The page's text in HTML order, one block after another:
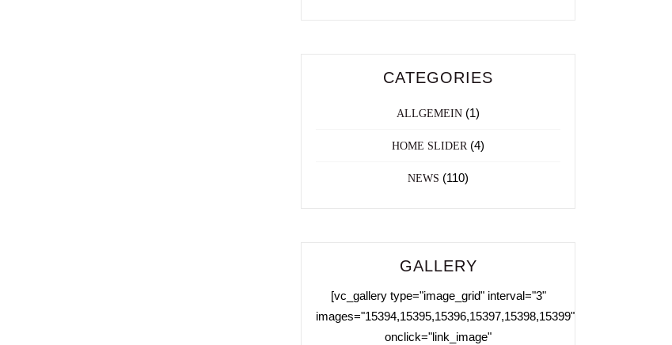
CATEGORIES
ALLGEMEIN (1)
HOME SLIDER (4)
NEWS (110)
GALLERY
[vc_gallery type="image_grid" interval="3"
images="15394,15395,15396,15397,15398,15399"
onclick="link_image"